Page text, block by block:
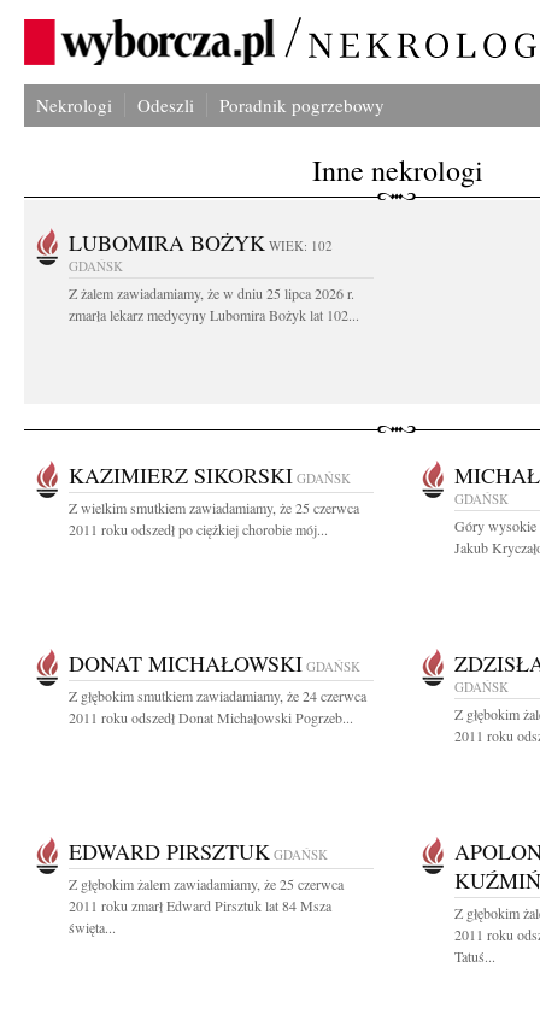
Nekrologi Odeszli Poradnik pogrzebowy
Inne nekrologi
LUBOMIRA BOŻYK WIEK: 102
GDAŃSK
Z żalem zawiadamiamy, że w dniu 25 lipca 2026 r.
zmarła lekarz medycyny Lubomira Bożyk lat 102...
KAZIMIERZ SIKORSKI GDAŃSK
Z wielkim smutkiem zawiadamiamy, że 25 czerwca
2011 roku odszedł po ciężkiej chorobie mój...
GDAŃSK
Góry wysokie
Jakub
DONAT MICHAŁOWSKI GDAŃSK
Z głębokim smutkiem zawiadamiamy, że 24 czerwca
2011 roku odszedł Donat Michałowski Pogrzeb...
GDAŃSK
Z głębokim
2011 roku
EDWARD PIRSZTUK GDAŃSK
Z głębokim żalem zawiadamiamy, że 25 czerwca
2011 roku zmarł Edward Pirsztuk lat 84 Msza
święta...
Z głębokim
2011 roku
Tatuś...